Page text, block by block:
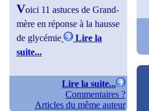
Voici 11 astuces de Grand-
mère en réponse à la hausse
de glycémie
Lire la
suite...
Lire la suite...
Commentaires ?
Articles du même auteur